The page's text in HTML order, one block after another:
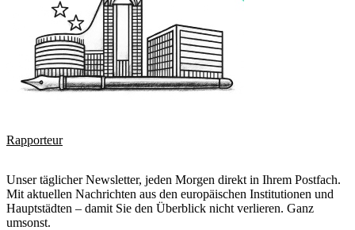
Rapporteur
Unser täglicher Newsletter, jeden Morgen direkt in Ihrem Postfach.
Mit aktuellen Nachrichten aus den europäischen Institutionen und
Hauptstädten – damit Sie den Überblick nicht verlieren. Ganz
umsonst.